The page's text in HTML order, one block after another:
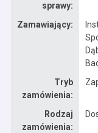
sprawy:
Zamawiający:
Tryb
zamówienia:
Rodzaj
zamówienia: